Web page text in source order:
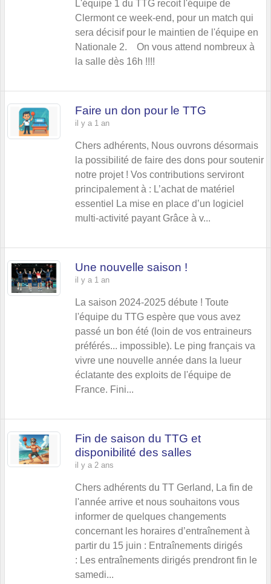
L'équipe 1 du TTG recoit l'équipe de
Clermont ce week-end, pour un match qui
sera décisif pour le maintien de l'équipe en
Nationale 2. On vous attend nombreux à
la salle dès 16h !!!!
Faire un don pour le TTG
il y a 1 an
Chers adhérents, Nous ouvrons désormais
la possibilité de faire des dons pour soutenir
notre projet ! Vos contributions serviront
principalement à : L’achat de matériel
essentiel La mise en place d’un logiciel
multi-activité payant Grâce à v...
Une nouvelle saison !
il y a 1 an
La saison 2024-2025 débute ! Toute
l'équipe du TTG espère que vous avez
passé un bon été (loin de vos entraineurs
préférés... impossible). Le ping français va
vivre une nouvelle année dans la lueur
éclatante des exploits de l'équipe de
France. Fini...
Fin de saison du TTG et
disponibilité des salles
il y a 2 ans
Chers adhérents du TT Gerland, La fin de
l'année arrive et nous souhaitons vous
informer de quelques changements
concernant les horaires d’entraînement à
partir du 15 juin : Entraînements dirigés
: Les entraînements dirigés prendront fin le
samedi...